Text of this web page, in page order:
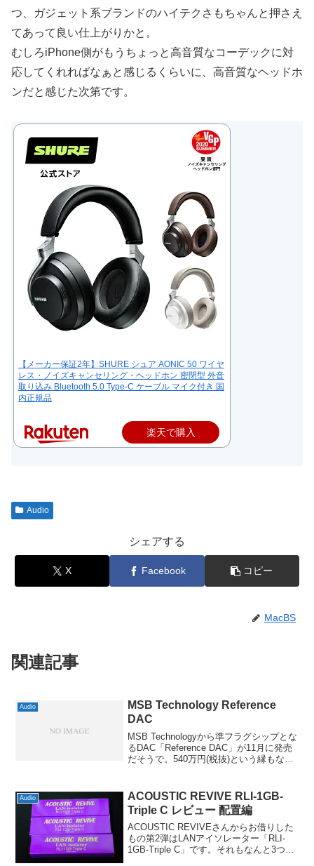
つ、ガジェット系ブランドのハイテクさもちゃんと押さえ
てあって良い仕上がりかと。
むしろiPhone側がもうちょっと高音質なコーデックに対
応してくれればなぁと感じるくらいに、高音質なヘッドホ
ンだと感じた次第です。
【メーカー保証2年】SHURE シュア AONIC 50 ワイヤ
レス・ノイズキャンセリング・ヘッドホン 密閉型 外音
取り込み Bluetooth 5.0 Type-C ケーブル マイク付き 国
内正規品
楽天で購入
Audio
シェアする
X Facebook コピー
MacBS
関連記事
Audio
MSB Technology Reference
DAC
MSB Technologyから準フラグシップとな
るDAC「Reference DAC」が11月に発売
だそうで。540万円(税抜)という縁もなさ
いくつかあったので紹介...
Audio
ACOUSTIC REVIVE RLI-1GB-
Triple C レビュー 配置編
ACOUSTIC REVIVEさんからお借りした
もの第2弾はLANアイソレーター「RLI-
1GB-Triple C」です。それもなんと3つや